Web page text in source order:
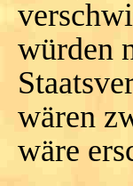
würden
wären
wäre